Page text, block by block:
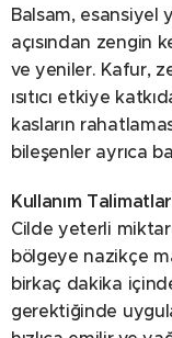
Balsam, esansiyel
açısından zengin
ve yeniler. Kafur,
ısıtıcı etkiye
kasların
bileşenler ayrıca
Kullanım
Cilde yeterli
bölgeye nazikçe
birkaç dakika
gerektiğinde